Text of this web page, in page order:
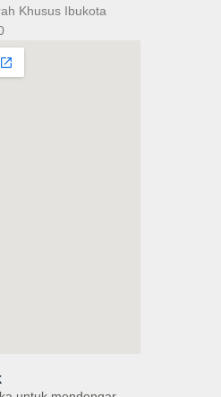
Khusus Ibukota